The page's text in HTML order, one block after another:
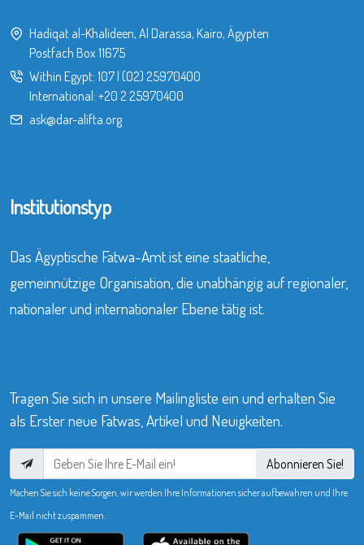
Hadiqat al-Khalideen, Al Darassa, Kairo, Ägypten
Postfach Box 11675
Within Egypt: 107| (02) 25970400
International: +20 2 25970400
ask@dar-alifta.org
Institutionstyp
Das Ägyptische Fatwa-Amt ist eine staatliche,
gemeinnützige Organisation, die unabhängig auf regionaler,
nationaler und internationaler Ebene tätig ist.
Tragen Sie sich in unsere Mailingliste ein und erhalten Sie
als Erster neue Fatwas, Artikel und Neuigkeiten.
Abonnieren Sie!
Machen Sie sich keine Sorgen, wir werden Ihre Informationen sicher aufbewahren und Ihre
E-Mail nicht zuspammen.